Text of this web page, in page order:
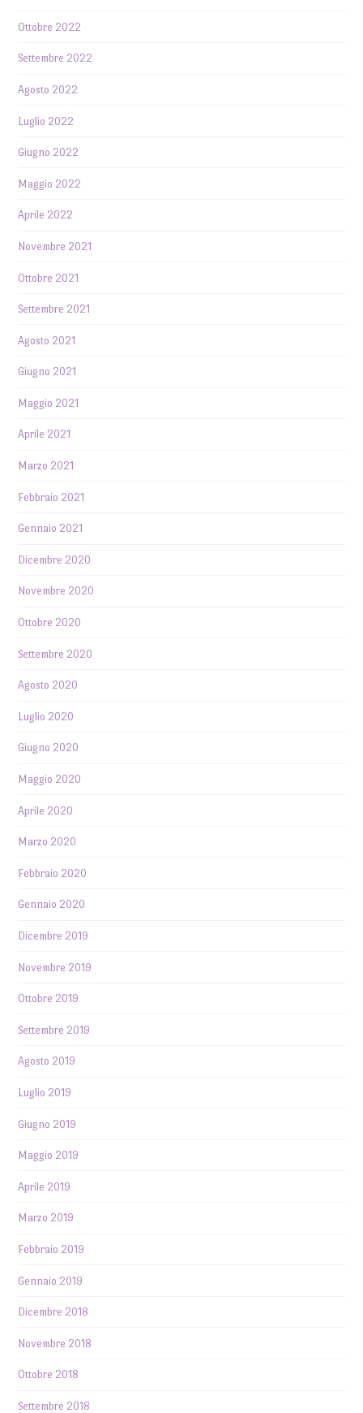
Ottobre 2022
Settembre 2022
Agosto 2022
Luglio 2022
Giugno 2022
Maggio 2022
Aprile 2022
Novembre 2021
Ottobre 2021
Settembre 2021
Agosto 2021
Giugno 2021
Maggio 2021
Aprile 2021
Marzo 2021
Febbraio 2021
Gennaio 2021
Dicembre 2020
Novembre 2020
Ottobre 2020
Settembre 2020
Agosto 2020
Luglio 2020
Giugno 2020
Maggio 2020
Aprile 2020
Marzo 2020
Febbraio 2020
Gennaio 2020
Dicembre 2019
Novembre 2019
Ottobre 2019
Settembre 2019
Agosto 2019
Luglio 2019
Giugno 2019
Maggio 2019
Aprile 2019
Marzo 2019
Febbraio 2019
Gennaio 2019
Dicembre 2018
Novembre 2018
Ottobre 2018
Settembre 2018